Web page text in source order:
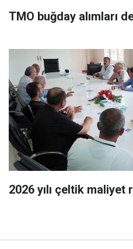
TMO buğday alımları
2026 yılı çeltik maliyet